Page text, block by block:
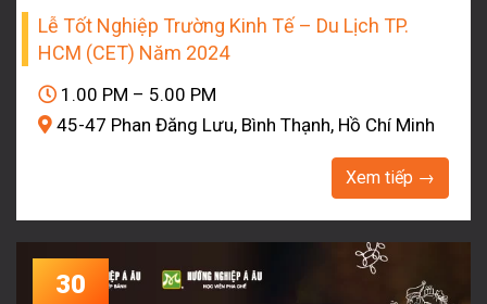
Lễ Tốt Nghiệp Trường Kinh Tế – Du Lịch TP.
HCM (CET) Năm 2024
1.00 PM – 5.00 PM
45-47 Phan Đăng Lưu, Bình Thạnh, Hồ Chí Minh
Xem tiếp →
30